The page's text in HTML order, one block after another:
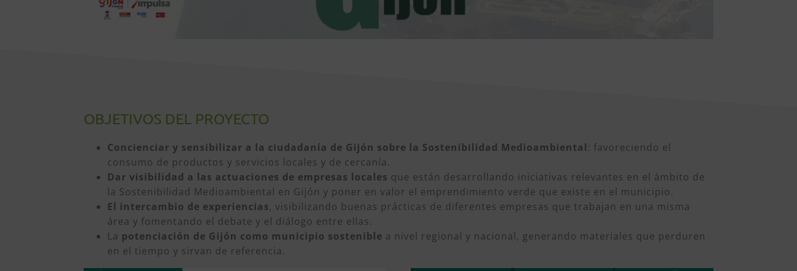
OBJETIVOS DEL PROYECTO
Concienciar y sensibilizar a la ciudadanía de Gijón sobre la Sostenibilidad Medioambiental: favoreciendo el
consumo de productos y servicios locales y de cercanía.
Dar visibilidad a las actuaciones de empresas locales que están desarrollando iniciativas relevantes en el ámbito de
la Sostenibilidad Medioambiental en Gijón y poner en valor el emprendimiento verde que existe en el municipio.
El intercambio de experiencias, visibilizando buenas prácticas de diferentes empresas que trabajan en una misma
área y fomentando el debate y el diálogo entre ellas.
La potenciación de Gijón como municipio sostenible a nivel regional y nacional, generando materiales que perduren
en el tiempo y sirvan de referencia.